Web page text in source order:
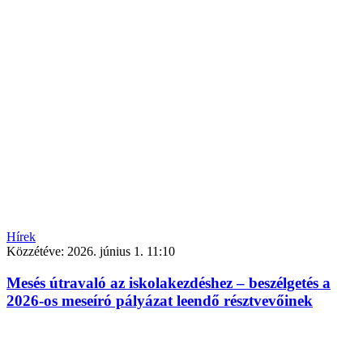
Hírek
Közzétéve: 2026. június 1. 11:10
Mesés útravaló az iskolakezdéshez – beszélgetés a
2026-os meseíró pályázat leendő résztvevőinek